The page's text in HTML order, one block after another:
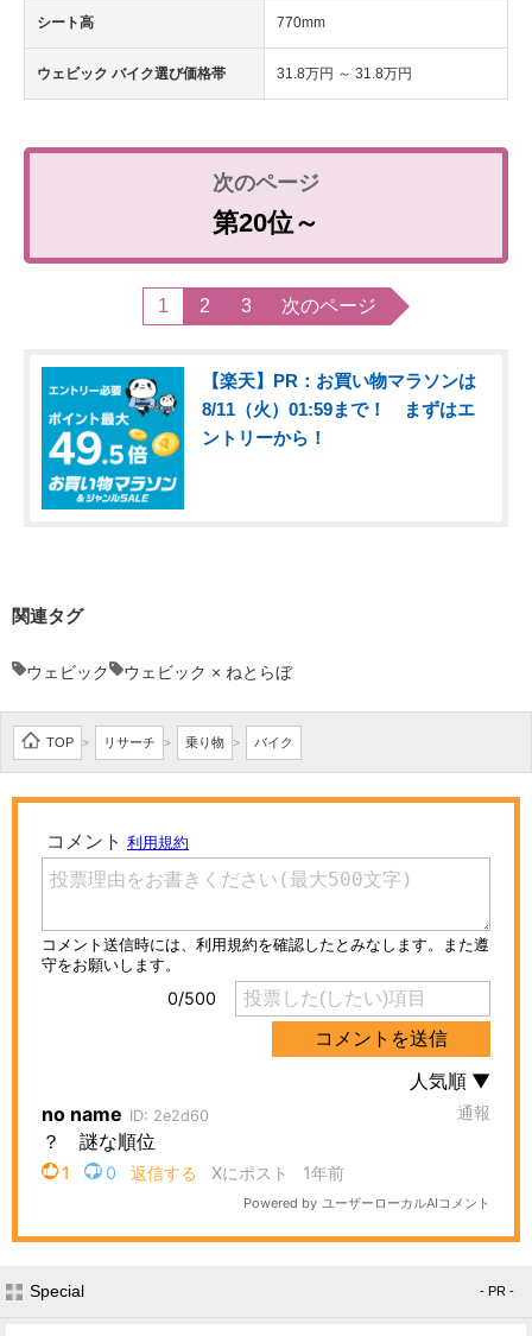
シート高 770mm
ウェビック バイク選び価格帯 31.8万円 ～ 31.8万円
第20位～
1 2 3 次のページ
【楽天】PR：お買い物マラソンは
8/11（火）01:59まで！ まずはエ
ントリーから！
関連タグ
ウェビック ウェビック × ねとらぼ
TOP > リサーチ > 乗り物 > バイク
Special - PR -